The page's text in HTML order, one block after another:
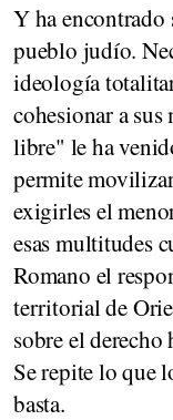
Y ha encontrado
pueblo judío.
ideología
cohesionar a
libre" le ha
permite
exigirles el
esas multitudes
Romano el
territorial de
sobre el
Se repite lo que
basta.